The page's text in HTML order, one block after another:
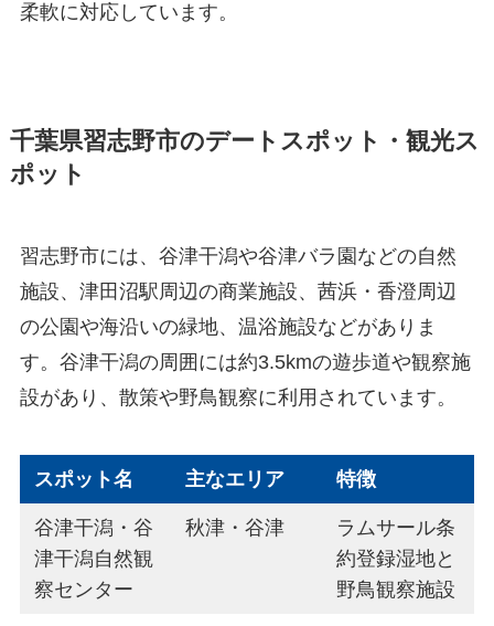
柔軟に対応しています。
千葉県習志野市のデートスポット・観光ス
ポット
習志野市には、谷津干潟や谷津バラ園などの自然
施設、津田沼駅周辺の商業施設、茜浜・香澄周辺
の公園や海沿いの緑地、温浴施設などがありま
す。谷津干潟の周囲には約3.5kmの遊歩道や観察施
設があり、散策や野鳥観察に利用されています。
スポット名 主なエリア 特徴
谷津干潟・谷
津干潟自然観
察センター
秋津・谷津
ラムサール条
約登録湿地と
野鳥観察施設